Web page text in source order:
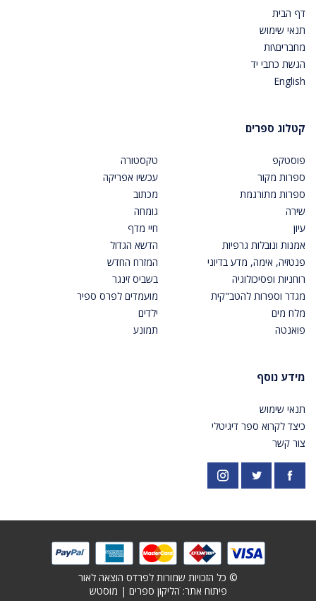
דף הבית
תנאי שימוש
מחברים\ות
הגשת כתבי יד
English
קטלוג ספרים
פוסטקפ
ספרות מקור
ספרות מתורגמת
שירה
עיון
אמנות ונובלות גרפיות
פנטזיה, אימה, מדע בדיוני
רוחניות ופסיכולוגיה
מגדר וספרות להטב"קית
מלח מים
פואנטה
טקסטורה
עכשיו אפריקה
מכתוב
גומחה
חיי מדף
הדשא הגדול
המזרח החדש
בשביס זינגר
מועמדים לפרס ספיר
ילדים
תמונע
מידע נוסף
תנאי שימוש
כיצד לקרוא ספר דיגיטלי
צור קשר
פייסבוק https://twitter.com/PardesPublish
אינסטגרם
© כל הזכויות שמורות לפרדס הוצאה לאור
פיתוח אתר: ׁהליקון ספרים | מוסטש